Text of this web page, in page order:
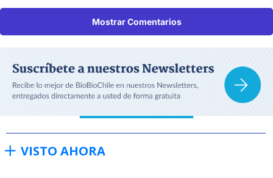
Mostrar Comentarios
VISTO AHORA